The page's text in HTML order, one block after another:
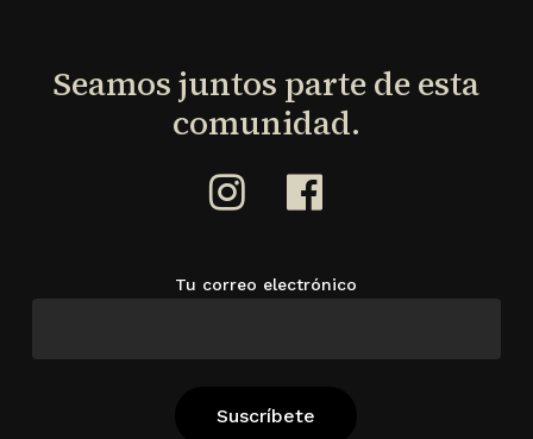
Seamosjuntos partedeesta
comunidad.
Tu correo electrónico